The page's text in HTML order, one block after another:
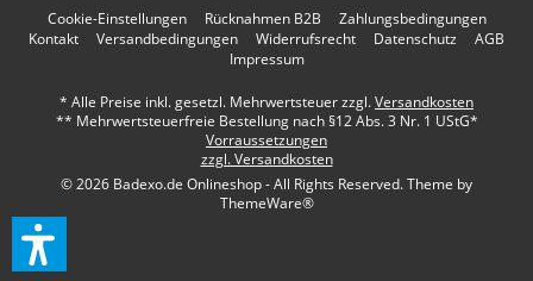
Cookie-Einstellungen Rücknahmen B2B
Zahlungsbedingungen
Kontakt
Versandbedingungen Widerrufsrecht Datenschutz
AGB
Impressum
* Alle Preise inkl. gesetzl. Mehrwertsteuer zzgl.Versandkosten
** Mehrwertsteuerfreie Bestellung nach §12 Abs. 3 Nr. 1 UStG*
Vorraussetzungen
zzgl. Versandkosten
© 2026 Badexo.de Onlineshop - All Rights Reserved. Theme by
ThemeWare®